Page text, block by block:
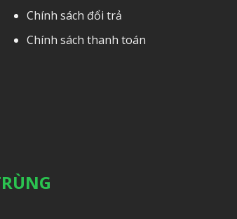
Chính sách đổi trả
Chính sách thanh toán